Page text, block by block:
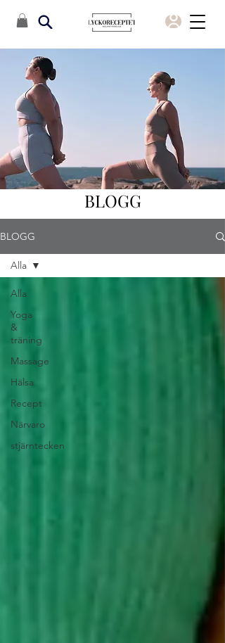
BLOGG
BLOGG
Alla
Yoga
&
träning
Massage
Hälsa
Recept
Närvaro
stjärntecken
Alla